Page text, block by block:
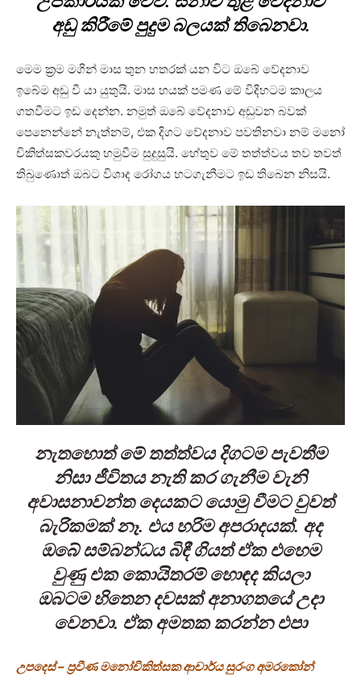
අඩු කිරීමේ පුදුම බලයක් තිබෙනවා.
මෙම ක්‍රම මගින් මාස තුන හතරක් යන විට ඔබේ වේදනාව
ඉබේම අඩු වී යා යුතුයි. මාස හයක් පමණ මේ විදිහටම කාලය
ගතවීමට ඉඩ දෙන්න. නමුත් ඔබේ වේදනාව අඩුවන බවක්
පෙනෙන්නේ නැත්නම්, එක දිගට වේදනාව පවතිනවා නම් මනෝ
චිකිත්සකවරයකු හමුවීම සුදුසුයි. හේතුව මේ තත්ත්වය තව තවත්
තිබුණොත් ඔබට විශාද රෝගය හටගැනීමට ඉඩ තිබෙන නිසයි.
නැතහොත් මේ තත්ත්වය දිගටම පැවතීම
නිසා ජීවිතය නැති කර ගැනීම වැනි
අවාසනාවන්ත දෙයකට යොමු වීමට වුවත්
බැරිකමක් නෑ. එය හරිම අපරාදයක්. අද
ඔබේ සම්බන්ධය බිඳී ගියත් ඒක එහෙම
වුණු එක කොයිතරම් හොඳද කියලා
ඔබටම හිතෙන දවසක් අනාගතයේ උදා
වෙනවා. ඒක අමතක කරන්න එපා
උපදෙස් – ප්‍රවීණ මනෝචිකිත්සක ආචාර්ය සුරංග අමරකෝන්